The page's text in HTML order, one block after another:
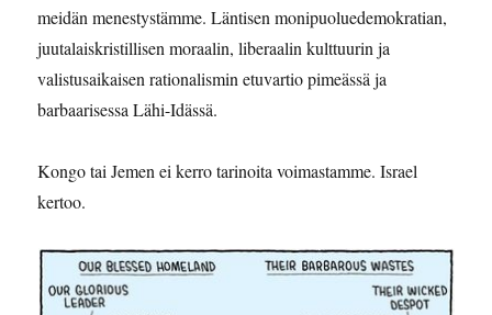
meidän menestystämme. Läntisen monipuoluedemokratian,
juutalaiskristillisen moraalin, liberaalin kulttuurin ja
valistusaikaisen rationalismin etuvartio pimeässä ja
barbaarisessa Lähi-Idässä.
Kongo tai Jemen ei kerro tarinoita voimastamme. Israel
kertoo.